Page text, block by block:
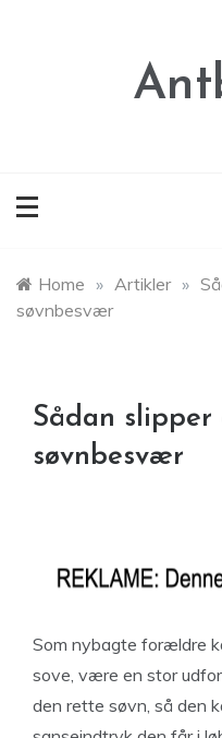
Home » Artikler »
søvnbesvær
Sådan
søvnbesvær
Som nybagte forældre
sove, være en stor
den rette søvn, så den